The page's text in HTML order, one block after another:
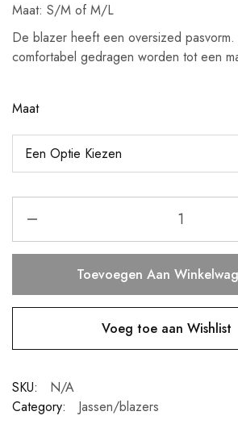
Maat: S/M of M/L
De blazer heeft een oversized
comfortabel gedragen worden tot een
Maat
Toevoegen Aan
Voeg toe aan Wishlist
SKU:
N/A
Category:
Jassen/blazers